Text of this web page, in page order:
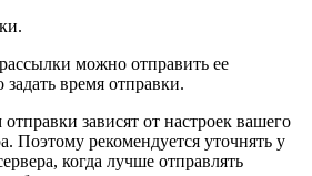
можно отправить ее
время отправки.
зависят от настроек вашего
Поэтому рекомендуется уточнять у
когда лучше отправлять